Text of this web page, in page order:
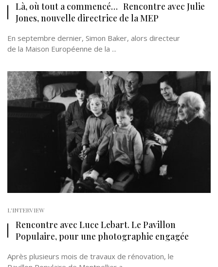
Là, où tout a commencé… Rencontre avec Julie
Jones, nouvelle directrice de la MEP
En septembre dernier, Simon Baker, alors directeur
de la Maison Européenne de la ...
L'INTERVIEW
Rencontre avec Luce Lebart. Le Pavillon
Populaire, pour une photographie engagée
Après plusieurs mois de travaux de rénovation, le